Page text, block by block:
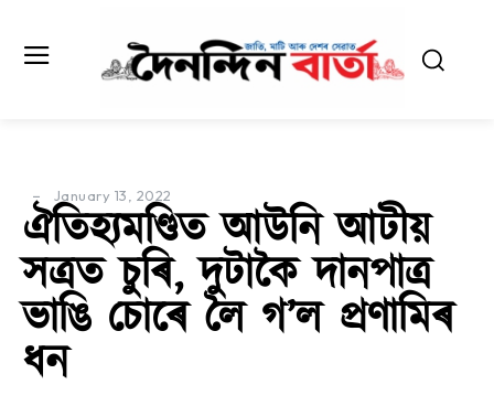
January 13, 2022
ঐতিহ্যমণ্ডিত আউনি আটীয়
সত্ৰত চুৰি, দুটাকৈ দানপাত্ৰ
ভাঙি চোৰে লৈ গ’ল প্ৰণামিৰ
ধন